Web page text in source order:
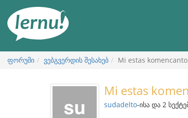
ნახვა
ფორუმი ვებგვერდის შესახებ Mi estas
Mi estas
sudadelto-ისა და 2